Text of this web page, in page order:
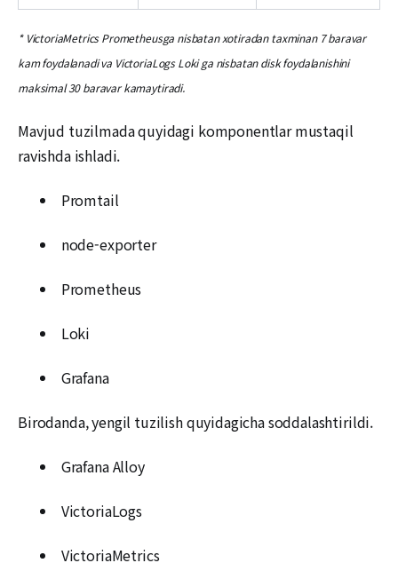
* VictoriaMetrics Prometheusga nisbatan xotiradan taxminan 7 baravar
kam foydalanadi va VictoriaLogs Loki ga nisbatan disk foydalanishini
maksimal 30 baravar kamaytiradi.
Mavjud tuzilmada quyidagi komponentlar mustaqil
ravishda ishladi.
Promtail
node-exporter
Prometheus
Loki
Grafana
Birodanda, yengil tuzilish quyidagicha soddalashtirildi.
Grafana Alloy
VictoriaLogs
VictoriaMetrics